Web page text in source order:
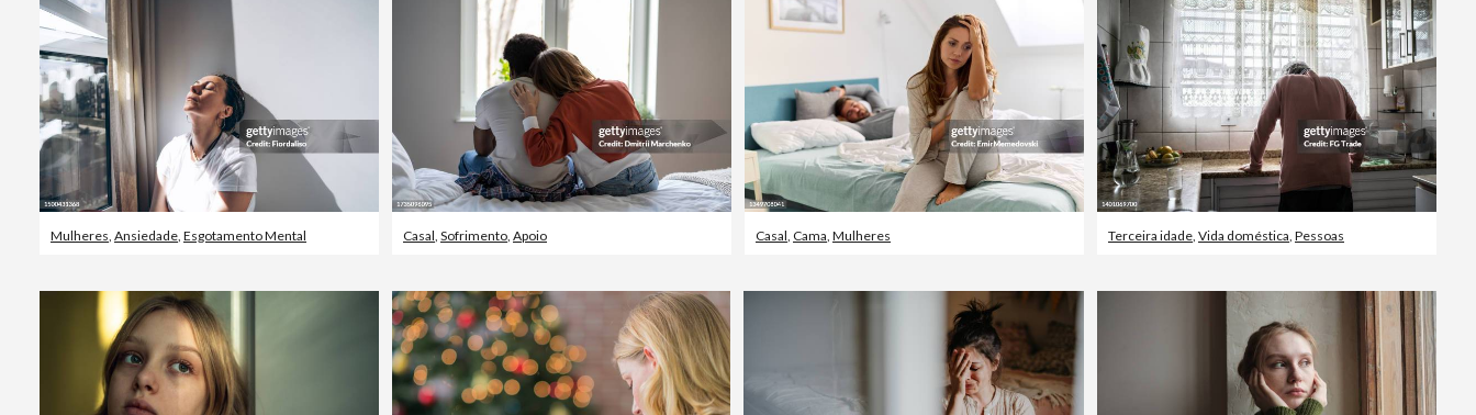
Mulheres Ansiedade Esgotamento Mental Casal Sofrimento Apoio Casal Cama Mulheres Terceira idade Vida doméstica Pessoas